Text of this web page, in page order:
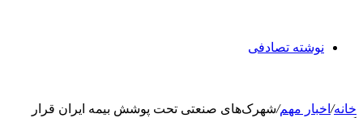
نوشته تصادفی
خانه/ اخبار مهم/شهرک‌های صنعتی تحت پوشش بیمه ایران قرار